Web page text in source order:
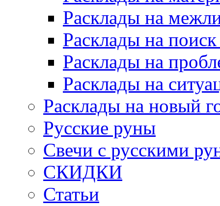
Расклады на
Расклады на
Расклады на
Расклады на
Расклады на новый
Русские руны
Свечи с русскими
СКИДКИ
Статьи